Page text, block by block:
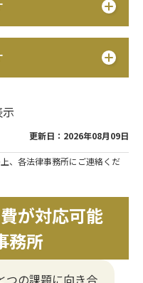
更新日：2026年08月09日
、各法律事務所にご連絡くだ
が対応可能
務所
つの課題に向き合